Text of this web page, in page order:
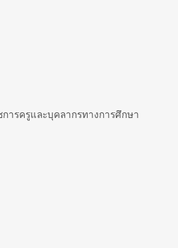
ารครูและบุคลากรทางการศึกษา